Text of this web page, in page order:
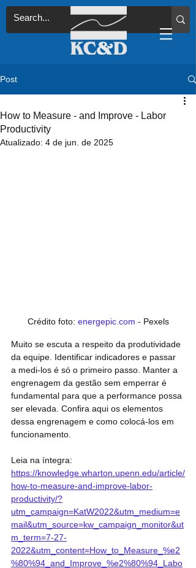
Post
How to Measure - and Improve - Labor
Productivity
Atualizado: 4 de jun. de 2025
Crédito foto: energepic.com - Pexels
Muito se escuta a respeito da produtividade
da equipe. Identificar indicadores e passar
a medi-los é só o primeiro passo. Manter a
engrenagem da gestão sem emperrar é
fundamental para que a performance possa
ser elevada. Confira aqui os elementos
dessa engrenagem e como colocá-los em
funcionamento.
Leia na íntegra:
https://knowledge.wharton.upenn.edu/article/
how-to-measure-and-improve-labor-
productivity/?
utm_campaign=KatW2022&utm_medium=e
mail&utm_source=kw_campaign_monitor&ut
m_term=7-27-
2022&utm_content=How_to_Measure_%e2
%80%94_and_Improve_%e2%80%94_Labo